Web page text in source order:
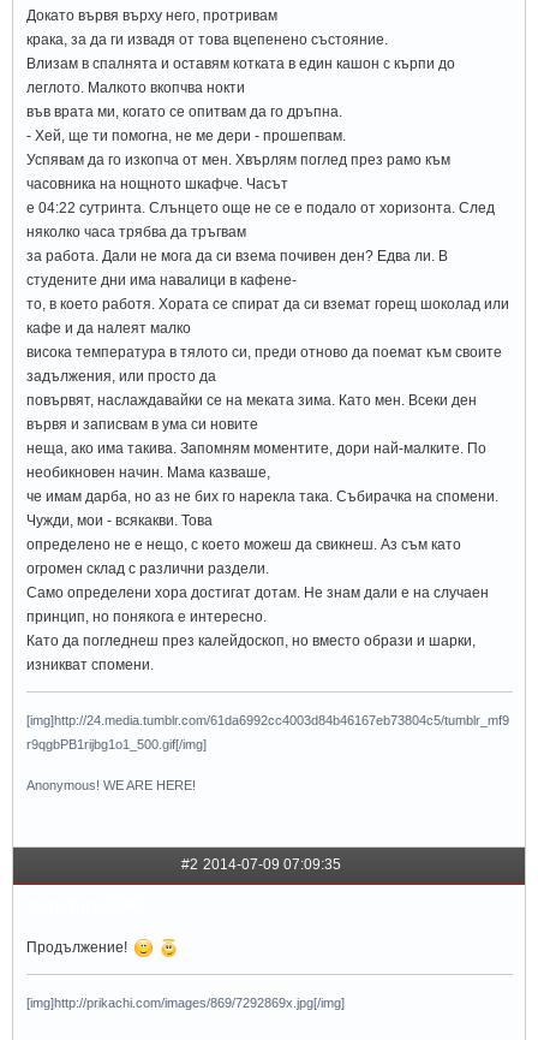
Докато вървя върху него, протривам
крака, за да ги извадя от това вцепенено състояние.
Влизам в спалнята и оставям котката в един кашон с кърпи до
леглото. Малкото вкопчва нокти
във врата ми, когато се опитвам да го дръпна.
- Хей, ще ти помогна, не ме дери - прошепвам.
Успявам да го изкопча от мен. Хвърлям поглед през рамо към
часовника на нощното шкафче. Часът
е 04:22 сутринта. Слънцето още не се е подало от хоризонта. След
няколко часа трябва да тръгвам
за работа. Дали не мога да си взема почивен ден? Едва ли. В
студените дни има навалици в кафене-
то, в което работя. Хората се спират да си вземат горещ шоколад или
кафе и да налеят малко
висока температура в тялото си, преди отново да поемат към своите
задължения, или просто да
повървят, наслаждавайки се на меката зима. Като мен. Всеки ден
вървя и записвам в ума си новите
неща, ако има такива. Запомням моментите, дори най-малките. По
необикновен начин. Мама казваше,
че имам дарба, но аз не бих го нарекла така. Събирачка на спомени.
Чужди, мои - всякакви. Това
определено не е нещо, с което можеш да свикнеш. Аз съм като
огромен склад с различни раздели.
Само определени хора достигат дотам. Не знам дали е на случаен
принцип, но понякога е интересно.
Като да погледнеш през калейдоскоп, но вместо образи и шарки,
изникват спомени.
[img]http://24.media.tumblr.com/61da6992cc4003d84b46167eb73804c5/tumblr_mf9
r9qgbPB1rijbg1o1_500.gif[/img]
Anonymous! WE ARE HERE!
#2 2014-07-09 07:09:35
Продължение!
[img]http://prikachi.com/images/869/7292869x.jpg[/img]